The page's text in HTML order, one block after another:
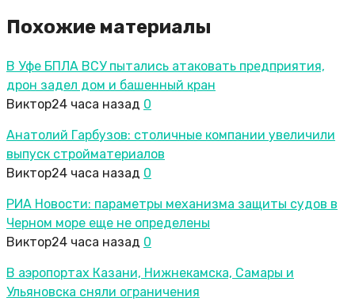
Похожие материалы
В Уфе БПЛА ВСУ пытались атаковать предприятия,
дрон задел дом и башенный кран
Виктор24 часа назад 0
Анатолий Гарбузов: столичные компании увеличили
выпуск стройматериалов
Виктор24 часа назад 0
РИА Новости: параметры механизма защиты судов в
Черном море еще не определены
Виктор24 часа назад 0
В аэропортах Казани, Нижнекамска, Самары и
Ульяновска сняли ограничения